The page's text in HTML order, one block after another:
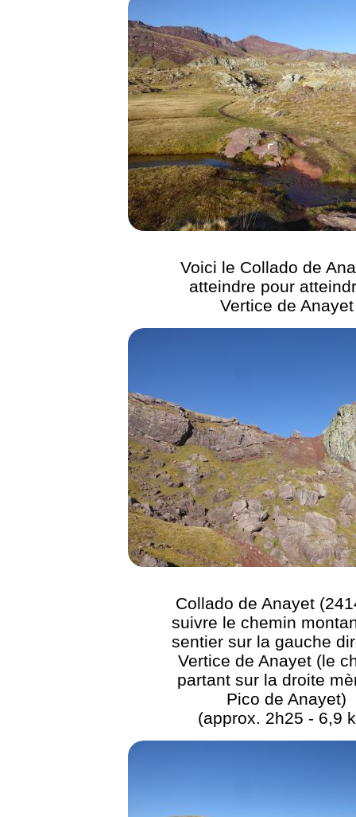
Voici le Collado de
atteindre pour
Vertice de Anayet
Collado de Anayet
suivre le chemin
sentier sur la gauche
Vertice de Anayet (le
partant sur la droite
Pico de Anayet)
(approx. 2h25 - 6,9